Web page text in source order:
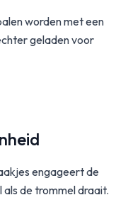
worden met een
geladen voor
engageert de
als de trommel draait.